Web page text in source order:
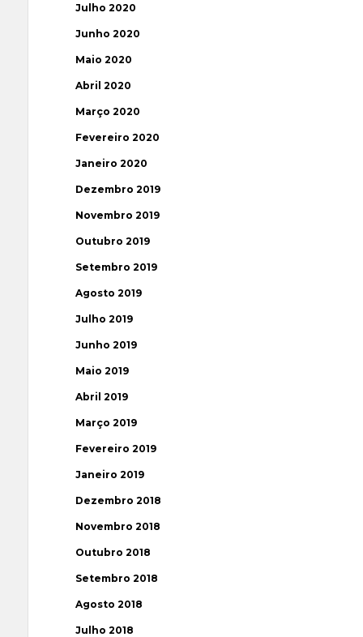
Julho 2020
Junho 2020
Maio 2020
Abril 2020
Março 2020
Fevereiro 2020
Janeiro 2020
Dezembro 2019
Novembro 2019
Outubro 2019
Setembro 2019
Agosto 2019
Julho 2019
Junho 2019
Maio 2019
Abril 2019
Março 2019
Fevereiro 2019
Janeiro 2019
Dezembro 2018
Novembro 2018
Outubro 2018
Setembro 2018
Agosto 2018
Julho 2018